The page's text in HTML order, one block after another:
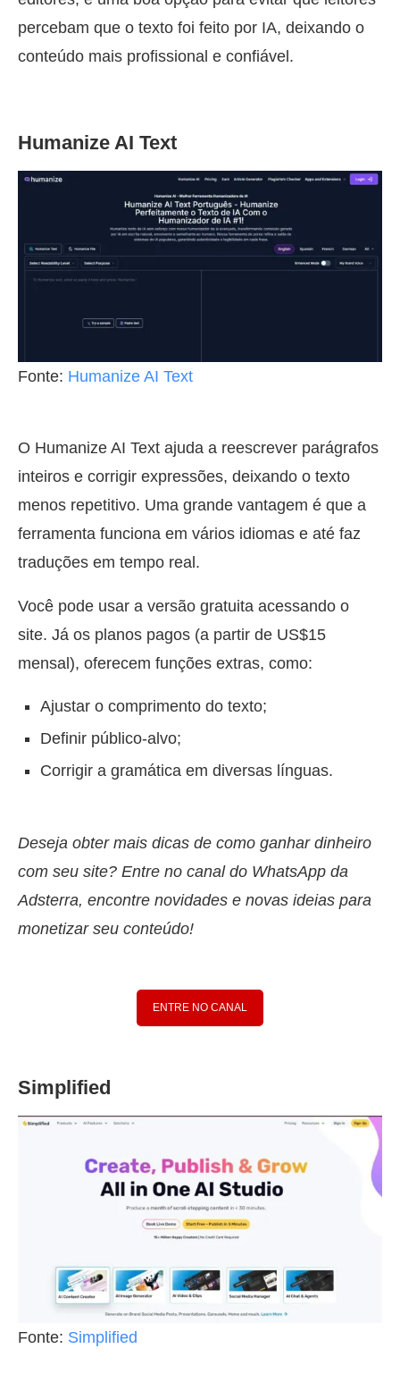
percebam que o texto foi feito por IA, deixando o
conteúdo mais profissional e confiável.
Humanize AI Text
Fonte: Humanize AI Text
O Humanize AI Text ajuda a reescrever parágrafos
inteiros e corrigir expressões, deixando o texto
menos repetitivo. Uma grande vantagem é que a
ferramenta funciona em vários idiomas e até faz
traduções em tempo real.
Você pode usar a versão gratuita acessando o
site. Já os planos pagos (a partir de US$15
mensal), oferecem funções extras, como:
Ajustar o comprimento do texto;
Definir público-alvo;
Corrigir a gramática em diversas línguas.
Deseja obter mais dicas de como ganhar dinheiro
com seu site? Entre no canal do WhatsApp da
Adsterra, encontre novidades e novas ideias para
monetizar seu conteúdo!
ENTRE NO CANAL
Simplified
Fonte: Simplified